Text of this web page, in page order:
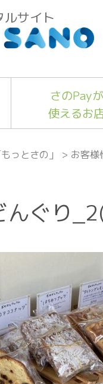
サイト
さのPayが
使えるお
っとさの」 > お客様
んぐり